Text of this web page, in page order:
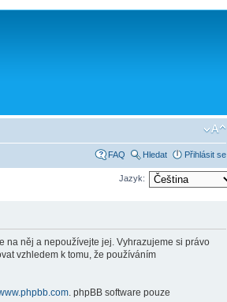
FAQ Hledat Přihlásit se
Jazyk:
na něj a nepoužívejte jej. Vyhrazujeme si právo
vzhledem k tomu, že používáním
. phpBB software pouze